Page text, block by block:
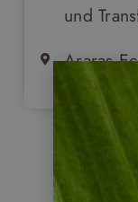
und
Araras